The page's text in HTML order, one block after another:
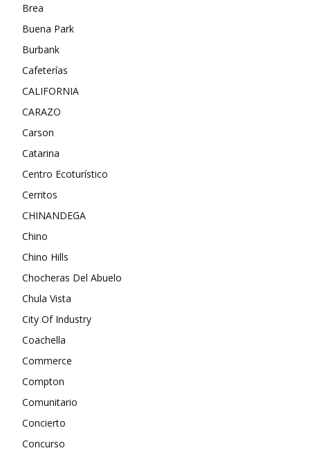
Brea
Buena Park
Burbank
Cafeterías
CALIFORNIA
CARAZO
Carson
Catarina
Centro Ecoturístico
Cerritos
CHINANDEGA
Chino
Chino Hills
Chocheras Del Abuelo
Chula Vista
City Of Industry
Coachella
Commerce
Compton
Comunitario
Concierto
Concurso